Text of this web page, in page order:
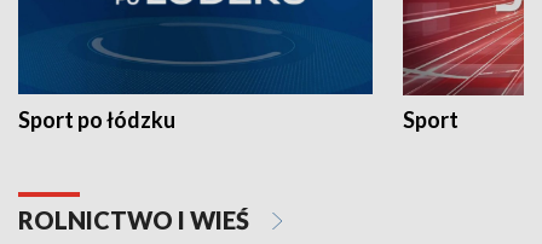
Sport po łódzku Sport
ROLNICTWO I WIEŚ